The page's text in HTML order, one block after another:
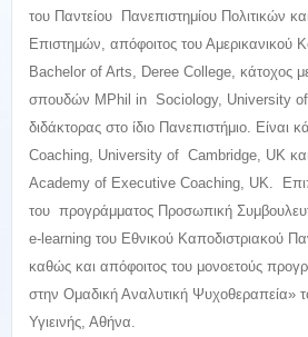
του Παντείου Πανεπιστημίου Πολιτικών
Επιστημών, απόφοιτος του Αμερικανικού
Bachelor of Arts, Deree College, κάτοχος
σπουδών ΜPhil in Sociοlogy, University of
διδάκτορας στο ίδιο Πανεπιστήμιο. Είναι
Coaching, University of Cambridge, UK
Academy of Executive Coaching, UK.
του προγράμματος Προσωπική
e-learning του Εθνικού Καποδιστριακού
καθώς και απόφοιτος του μονοετούς
στην Ομαδική Αναλυτική Ψυχοθεραπεία»
Υγιεινής, Αθήνα.